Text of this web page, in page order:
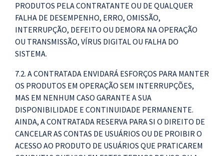
PRODUTOS PELA CONTRATANTE OU DE QUALQUER
FALHA DE DESEMPENHO, ERRO, OMISSÃO,
INTERRUPÇÃO, DEFEITO OU DEMORA NA OPERAÇÃO
OU TRANSMISSÃO, VÍRUS DIGITAL OU FALHA DO
SISTEMA.
7.2. A CONTRATADA ENVIDARÁ ESFORÇOS PARA MANTER
OS PRODUTOS EM OPERAÇÃO SEM INTERRUPÇÕES,
MAS EM NENHUM CASO GARANTE A SUA
DISPONIBILIDADE E CONTINUIDADE PERMANENTE.
AINDA, A CONTRATADA RESERVA PARA SI O DIREITO DE
CANCELAR AS CONTAS DE USUÁRIOS OU DE PROIBIR O
ACESSO AO PRODUTO DE USUÁRIOS QUE PRATICAREM